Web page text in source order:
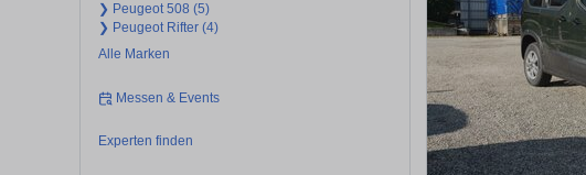
❯ Peugeot 508 (5)
❯ Peugeot Rifter (4)
Alle Marken
Messen & Events
Experten finden